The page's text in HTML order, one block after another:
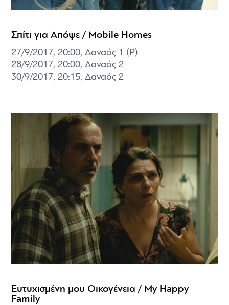
Σπίτι για Απόψε / Mobile Homes
27/9/2017, 20:00, Δαναός 1 (P)
28/9/2017, 20:00,Δαναός 2
30/9/2017, 20:15,Δαναός 2
Ευτυχισμένη μου Οικογένεια / My Happy
Family